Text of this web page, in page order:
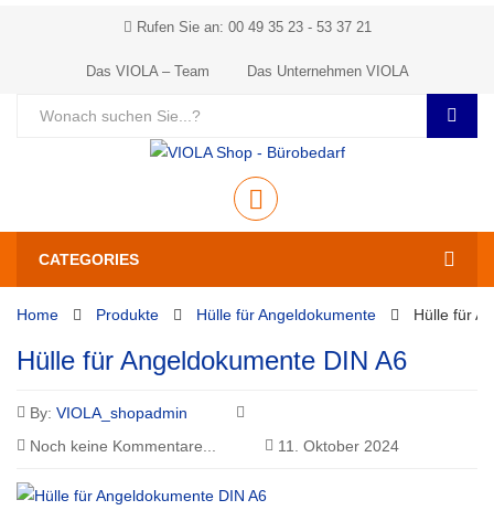
Rufen Sie an: 00 49 35 23 - 53 37 21
Das VIOLA – Team Das Unternehmen VIOLA
CATEGORIES
Home Produkte Hülle für Angeldokumente Hülle für
Hülle für Angeldokumente DIN A6
By: VIOLA_shopadmin
Noch keine Kommentare...
11. Oktober 2024